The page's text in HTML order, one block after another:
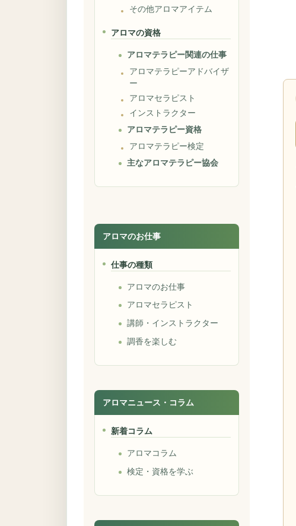
その他アロマアイテム
アロマの資格
アロマテラピー関連の仕事
アロマテラピーアドバイザ
ー
アロマセラピスト
インストラクター
アロマテラピー資格
アロマテラピー検定
主なアロマテラピー協会
アロマのお仕事
仕事の種類
アロマのお仕事
アロマセラピスト
講師・インストラクター
調香を楽しむ
アロマニュース・コラム
新着コラム
アロマコラム
検定・資格を学ぶ